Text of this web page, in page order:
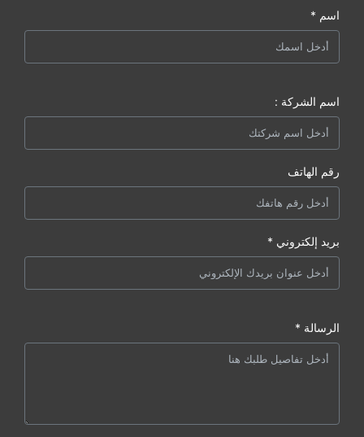
اسم *
اسم الشركة :
رقم الهاتف
بريد إلكتروني *
الرسالة *